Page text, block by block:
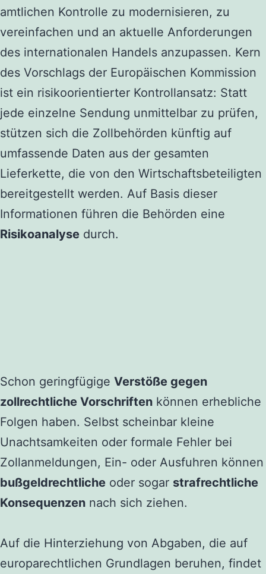
amtlichen Kontrolle zu modernisieren, zu
vereinfachen und an aktuelle Anforderungen
des internationalen Handels anzupassen. Kern
des Vorschlags der Europäischen Kommission
ist ein risikoorientierter Kontrollansatz: Statt
jede einzelne Sendung unmittelbar zu prüfen,
stützen sich die Zollbehörden künftig auf
umfassende Daten aus der gesamten
Lieferkette, die von den Wirtschaftsbeteiligten
bereitgestellt werden. Auf Basis dieser
Informationen führen die Behörden eine
Risikoanalyse durch.
Schon geringfügige Verstöße gegen
zollrechtliche Vorschriften können erhebliche
Folgen haben. Selbst scheinbar kleine
Unachtsamkeiten oder formale Fehler bei
Zollanmeldungen, Ein- oder Ausfuhren können
bußgeldrechtliche oder sogar strafrechtliche
Konsequenzen nach sich ziehen.
Auf die Hinterziehung von Abgaben, die auf
europarechtlichen Grundlagen beruhen, findet